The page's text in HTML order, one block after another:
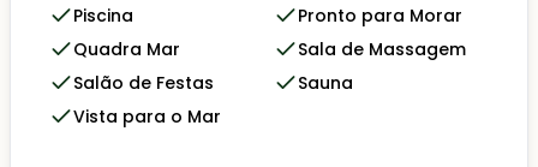
Piscina
Pronto para Morar
Quadra Mar
Sala de Massagem
Salão de Festas
Sauna
Vista para o Mar